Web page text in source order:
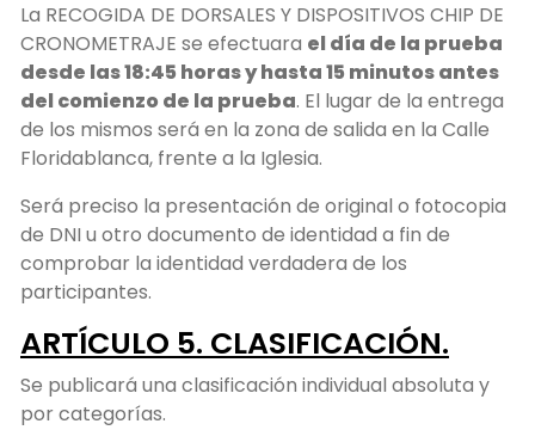
La RECOGIDA DE DORSALES Y DISPOSITIVOS CHIP DE
CRONOMETRAJE se efectuara el día de la prueba
desde las 18:45 horas y hasta 15 minutos antes
del comienzo de la prueba. El lugar de la entrega
de los mismos será en la zona de salida en la Calle
Floridablanca, frente a la Iglesia.
Será preciso la presentación de original o fotocopia
de DNI u otro documento de identidad a fin de
comprobar la identidad verdadera de los
participantes.
ARTÍCULO 5. CLASIFICACIÓN.
Se publicará una clasificación individual absoluta y
por categorías.